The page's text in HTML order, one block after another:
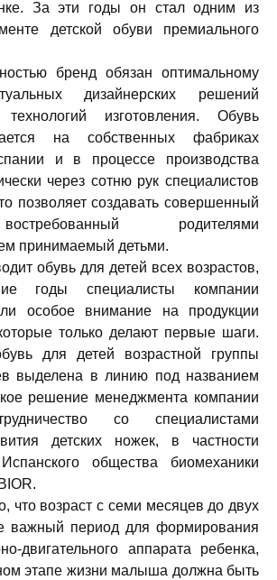
За эти годы он стал одним из
детской обуви премиального
бренд обязан оптимальному
дизайнерских решений
изготовления. Обувь
на собственных фабриках
и в процессе производства
через сотню рук специалистов
позволяет создавать совершенный
родителями
принимаемый детьми.
обувь для детей всех возрастов,
годы специалисты компании
особое внимание на продукции
только делают первые шаги.
для детей возрастной группы
выделена в линию под названием
решение менеджмента компании
со специалистами
детских ножек, в частности
общества биомеханики
что возраст с семи месяцев до двух
важный период для формирования
двигательного аппарата ребенка,
этапе жизни малыша должна быть